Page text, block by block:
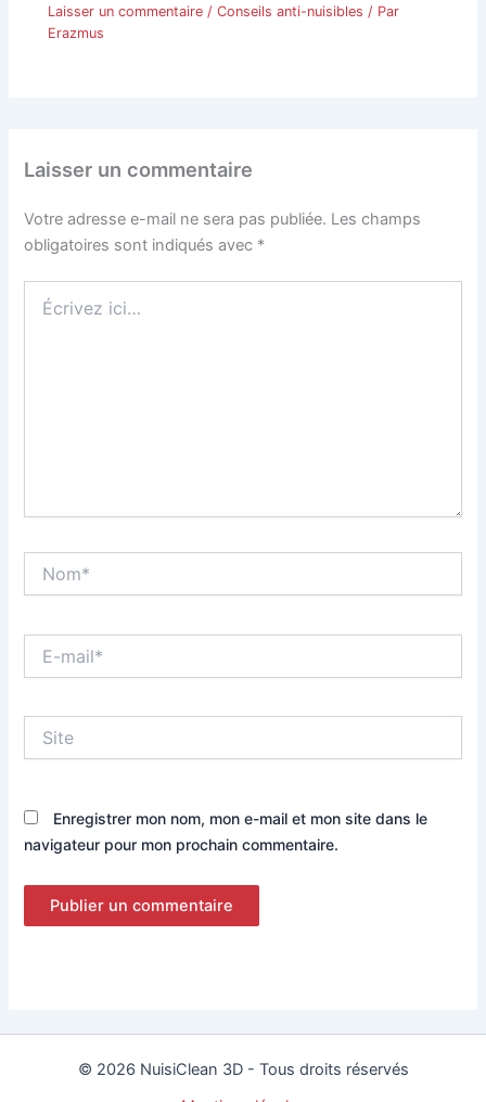
Laisser un commentaire /Conseils anti-nuisibles / Par
Erazmus
Laisser un commentaire
Votre adresse e-mail ne sera pas publiée. Les champs
obligatoires sont indiqués avec *
ici…
mail*
Enregistrer mon nom, mon e-mail et mon site dans le
navigateur pour mon prochain commentaire.
© 2026 NuisiClean 3D - Tous droits réservés